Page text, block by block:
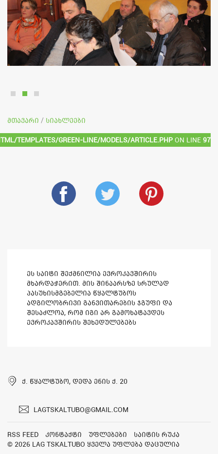
მთავარი / სიახლეები
templates/green-line/models/article.php on line 97
ეს საიტი შექმნილია ევროკავშირის
მხარდაჭერით. მის შინაარსზე სრულად
პასუხისმგებელია წყალტუბოს
ადგილობრივი განვითარების ჯგუფი და
შესაძლოა, რომ იგი არ გამოხატავდეს
ევროკავშირის შეხედულებებს
ქ. წყალტუბო, დედა ენის ქ. 20
lagtskaltubo@gmail.com
RSS feed კონტაქტი უფლებები
საიტის რუკა
© 2026 LAG Tskaltubo ყველა უფლება დაცულია